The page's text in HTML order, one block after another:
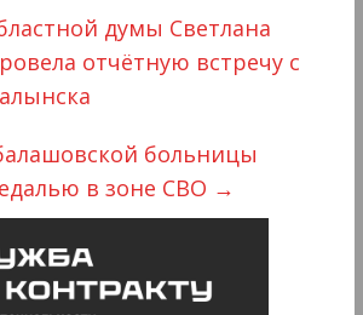
думы Светлана
отчётную встречу с
больницы
в зоне СВО →